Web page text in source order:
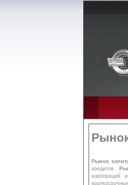
Рынок
кредитов.
корпораций